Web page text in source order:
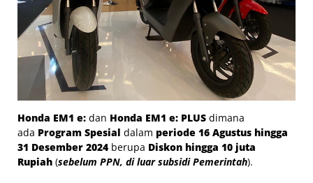
Honda EM1 e: dan Honda EM1 e: PLUS dimana
ada Program Spesial dalam periode 16 Agustus hingga
31 Desember 2024 berupa Diskon hingga 10 juta
Rupiah (sebelum PPN, di luar subsidi Pemerintah).